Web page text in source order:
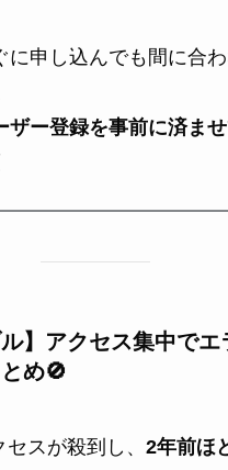
に申し込んでも間に合
ザー登録を事前に済ませ
ル】アクセス集中で
め🚫
スが殺到し、 2年前ほ